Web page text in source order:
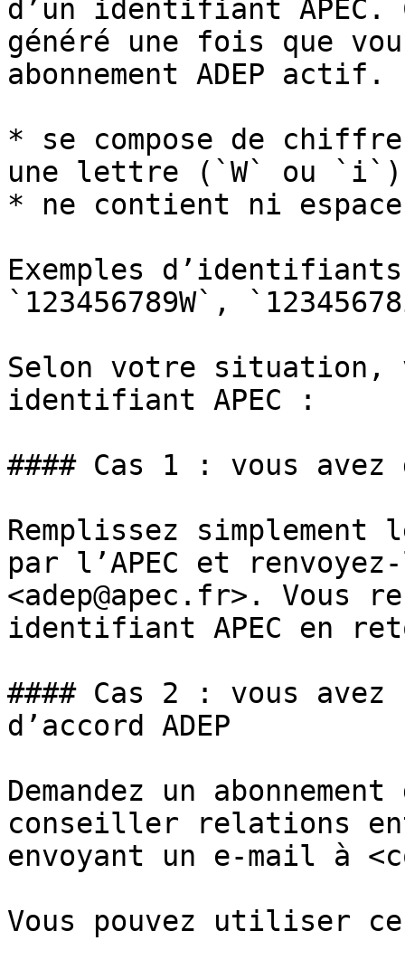
d’un identifiant
généré une fois que
abonnement ADEP
* se compose de
une lettre (`W` ou `i`)
* ne contient ni
Exemples
`123456789W`,
Selon votre situation,
identifiant APEC :
#### Cas 1 : vous avez
Remplissez
par l’APEC et
<adep@apec.fr>. Vous
identifiant APEC en
#### Cas 2 : vous avez
d’accord ADEP
Demandez un
conseiller relations
envoyant un e-mail à
Vous pouvez utiliser